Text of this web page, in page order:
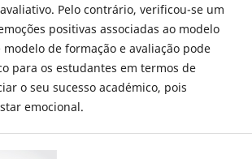
Pelo contrário, verificou-se um
positivas associadas ao modelo
modelo de formação e avaliação pode
para os estudantes em termos de
o seu sucesso académico, pois
emocional.